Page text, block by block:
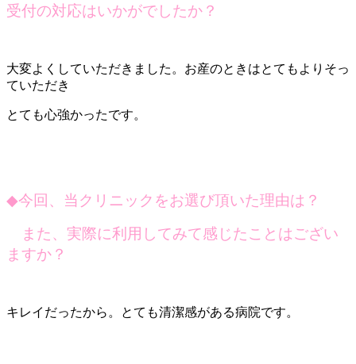
受付の対応はいかがでしたか？
大変よくしていただきました。お産のときはとてもよりそっ
ていただき
とても心強かったです。
◆今回、当クリニックをお選び頂いた理由は？
また、実際に利用してみて感じたことはござい
ますか？
キレイだったから。とても清潔感がある病院です。